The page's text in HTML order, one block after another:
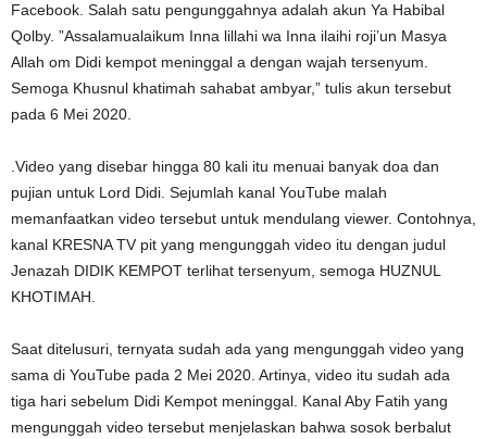
Facebook. Salah satu pengunggahnya adalah akun Ya Habibal
Qolby. ”Assalamualaikum Inna lillahi wa Inna ilaihi roji’un Masya
Allah om Didi kempot meninggal a dengan wajah tersenyum.
Semoga Khusnul khatimah sahabat ambyar,” tulis akun tersebut
pada 6 Mei 2020.
.Video yang disebar hingga 80 kali itu menuai banyak doa dan
pujian untuk Lord Didi. Sejumlah kanal YouTube malah
memanfaatkan video tersebut untuk mendulang viewer. Contohnya,
kanal KRESNA TV pit yang mengunggah video itu dengan judul
Jenazah DIDIK KEMPOT terlihat tersenyum, semoga HUZNUL
KHOTIMAH.
Saat ditelusuri, ternyata sudah ada yang mengunggah video yang
sama di YouTube pada 2 Mei 2020. Artinya, video itu sudah ada
tiga hari sebelum Didi Kempot meninggal. Kanal Aby Fatih yang
mengunggah video tersebut menjelaskan bahwa sosok berbalut